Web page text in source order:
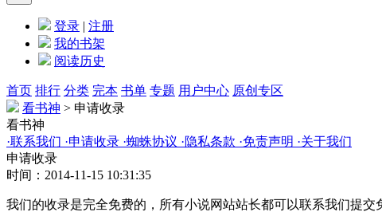
登录 | 注册
我的书架
阅读历史
首页 排行 分类 完本 书单 专题 用户中心 原创专区
看书神 > 申请收录
看书神
·联系我们 ·申请收录 ·蜘蛛协议 ·隐私条款 ·免责声明 ·关于我们
申请收录
时间：2014-11-15 10:31:35
我们的收录是完全免费的，所有小说网站站长都可以联系我们提